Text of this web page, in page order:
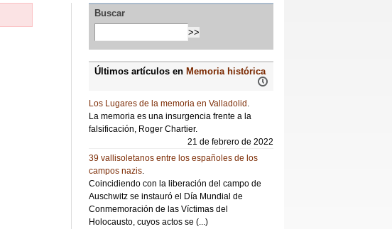
Buscar
Últimos artículos en Memoria histórica
Los Lugares de la memoria en Valladolid .
La memoria es una insurgencia frente a la
falsificación, Roger Chartier.
21 de febrero de 2022
39 vallisoletanos entre los españoles de los
campos nazis.
Coincidiendo con la liberación del campo de
Auschwitz se instauró el Día Mundial de
Conmemoración de las Víctimas del
Holocausto, cuyos actos se (...)